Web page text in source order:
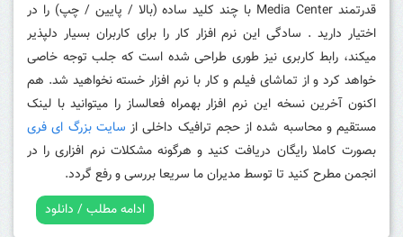
قدرتمند Media Center با چند کلید ساده (بالا / پایین / چپ) را در
اختیار دارید . سادگی این نرم افزار کار را برای کاربران بسیار دلپذیر
میکند، رابط کاربری نیز طوری طراحی شده است که جلب توجه خاصی
خواهد کرد و از تماشای فیلم و کار با نرم افزار خسته نخواهید شد. هم
اکنون آخرین نسخه این نرم افزار بهمراه فعالساز را میتوانید با لینک
مستقیم و محاسبه شده از حجم ترافیک داخلی از سایت بزرگ ای فری
بصورت کاملا رایگان دریافت کنید و هرگونه مشکلات نرم افزاری را در
انجمن مطرح کنید تا توسط مدیران ما سریعا بررسی و رفع گردد.
ادامه مطلب / دانلود